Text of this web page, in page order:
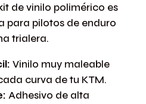
de vinilo polimérico es
para pilotos de enduro
trialera.
Vinilo muy maleable
curva de tu KTM.
Adhesivo de alta